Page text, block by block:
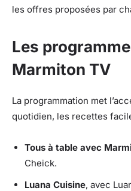
les offres proposées par
Les
Marmiton TV
La programmation met
quotidien, les recettes
Tous à table avec
Cheick.
Luana Cuisine, avec